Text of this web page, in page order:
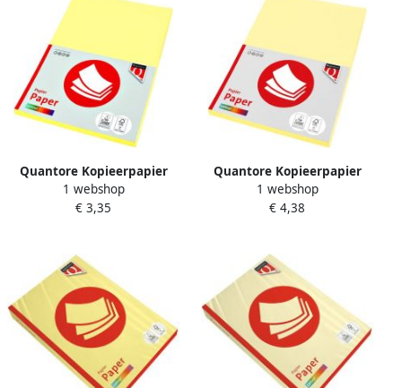
Quantore Kopieerpapier
Colour A4 160gr kanariegeel
50 vel
1 webshop
€ 3,35
Quantore Kopieerpapier
Colour A4 120gr kanariegeel
100 vel
1 webshop
€ 4,38